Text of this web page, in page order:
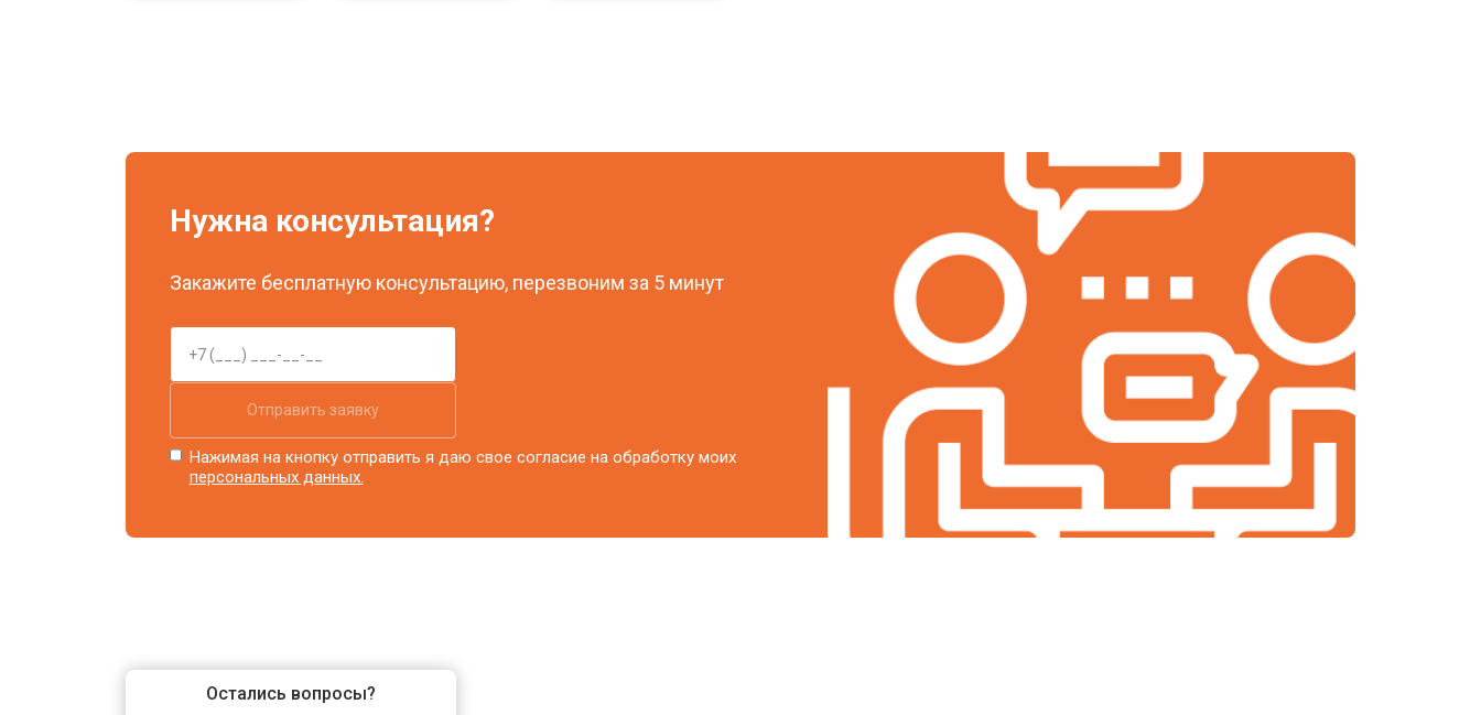
Нужна консультация?
Закажите бесплатную консультацию, перезвоним за 5 минут
Отправить заявку
Нажимая на кнопку отправить я даю свое согласие на обработку моих
персональных данных.
Остались вопросы?